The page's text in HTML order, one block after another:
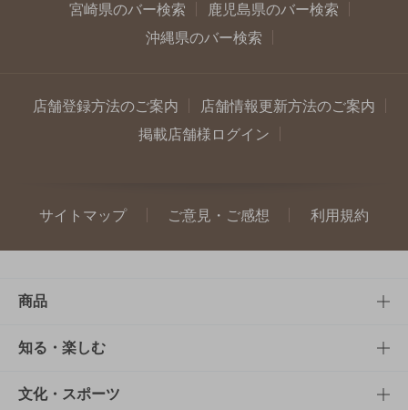
宮崎県のバー検索
鹿児島県のバー検索
沖縄県のバー検索
店舗登録方法のご案内
店舗情報更新方法のご案内
掲載店舗様ログイン
サイトマップ ご意見・ご感想 利用規約
商品
商品TOP
商品一覧
知る・楽しむ
知る・楽しむTOP
文化・スポーツ